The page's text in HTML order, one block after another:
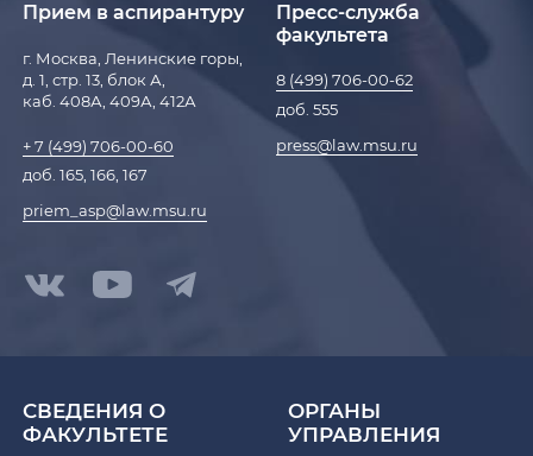
Прием в аспирантуру
г. Москва, Ленинские горы,
д. 1, стр. 13, блок А,
каб. 408А, 409А, 412А
+ 7 (499) 706-00-60
доб. 165, 166, 167
priem_asp@law.msu.ru
Пресс-служба
факультета
8 (499) 706-00-62
доб. 555
press@law.msu.ru
СВЕДЕНИЯ О
ФАКУЛЬТЕТЕ
ОРГАНЫ
УПРАВЛЕНИЯ